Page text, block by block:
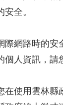
全。
際網路時的
人資訊，請
在使用雲林